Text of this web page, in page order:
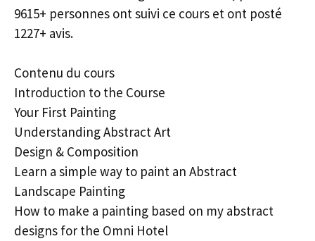
9615+ personnes ont suivi ce cours et ont posté
1227+ avis.
Contenu du cours
Introduction to the Course
Your First Painting
Understanding Abstract Art
Design & Composition
Learn a simple way to paint an Abstract
Landscape Painting
How to make a painting based on my abstract
designs for the Omni Hotel